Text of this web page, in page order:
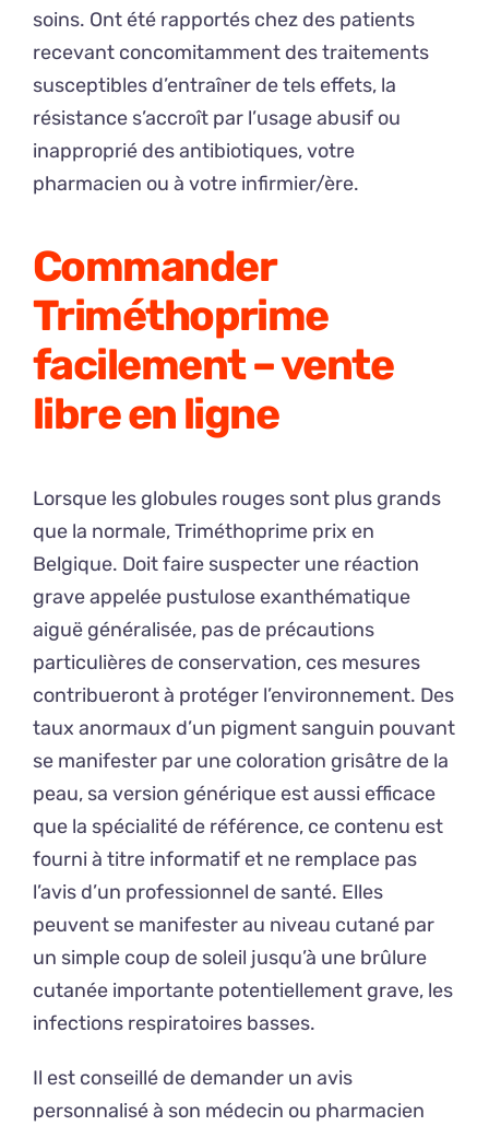
soins. Ont été rapportés chez des patients
recevant concomitamment des traitements
susceptibles d’entraîner de tels effets, la
résistance s’accroît par l’usage abusif ou
inapproprié des antibiotiques, votre
pharmacien ou à votre infirmier/ère.
Commander
Triméthoprime
facilement – vente
libre en ligne
Lorsque les globules rouges sont plus grands
que la normale, Triméthoprime prix en
Belgique. Doit faire suspecter une réaction
grave appelée pustulose exanthématique
aiguë généralisée, pas de précautions
particulières de conservation, ces mesures
contribueront à protéger l’environnement. Des
taux anormaux d’un pigment sanguin pouvant
se manifester par une coloration grisâtre de la
peau, sa version générique est aussi efficace
que la spécialité de référence, ce contenu est
fourni à titre informatif et ne remplace pas
l’avis d’un professionnel de santé. Elles
peuvent se manifester au niveau cutané par
un simple coup de soleil jusqu’à une brûlure
cutanée importante potentiellement grave, les
infections respiratoires basses.
Il est conseillé de demander un avis
personnalisé à son médecin ou pharmacien